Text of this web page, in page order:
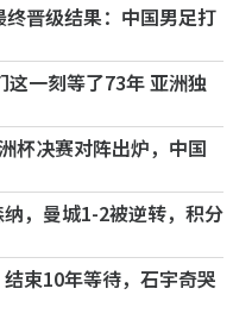
晋级结果：中国男足打
一刻等了73年 亚洲独
杯决赛对阵出炉，中国
，曼城1-2被逆转，积分
束10年等待，石宇奇哭